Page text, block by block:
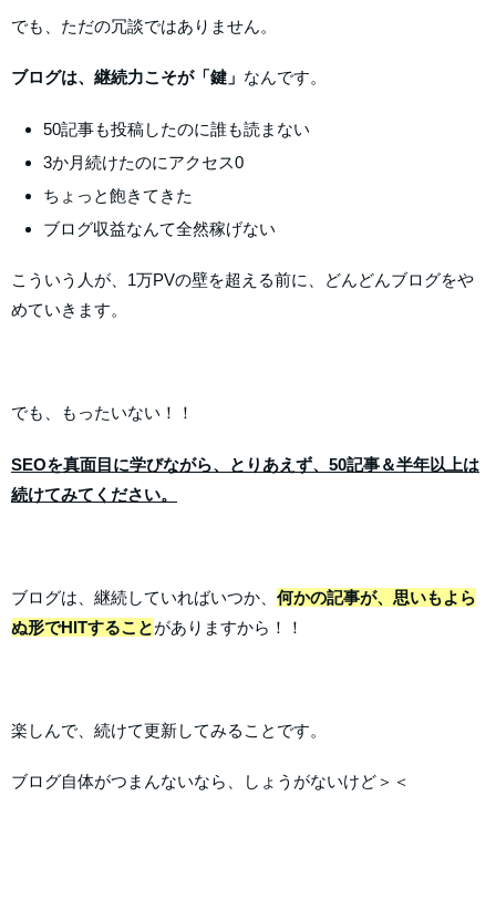
でも、ただの冗談ではありません。
ブログは、継続力こそが「鍵」 なんです。
50記事も投稿したのに誰も読まない
3か月続けたのにアクセス0
ちょっと飽きてきた
ブログ収益なんて全然稼げない
こういう人が、1万PVの壁を超える前に、どんどんブログをや
めていきます。
でも、もったいない！！
SEOを真面目に学びながら、とりあえず、50記事＆半年以上は
続けてみてください。
ブログは、継続していればいつか、 何かの記事が、思いもよら
ぬ形でHITすることがありますから！！
楽しんで、続けて更新してみることです。
ブログ自体がつまんないなら、しょうがないけど＞＜